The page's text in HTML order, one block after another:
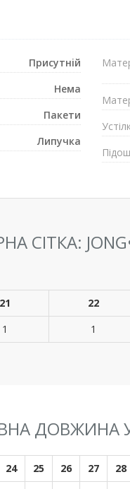
Присутнiй
Нема
Пакети
Липучка
СІТКА:
21 22
1 1
24 25 26 27 28